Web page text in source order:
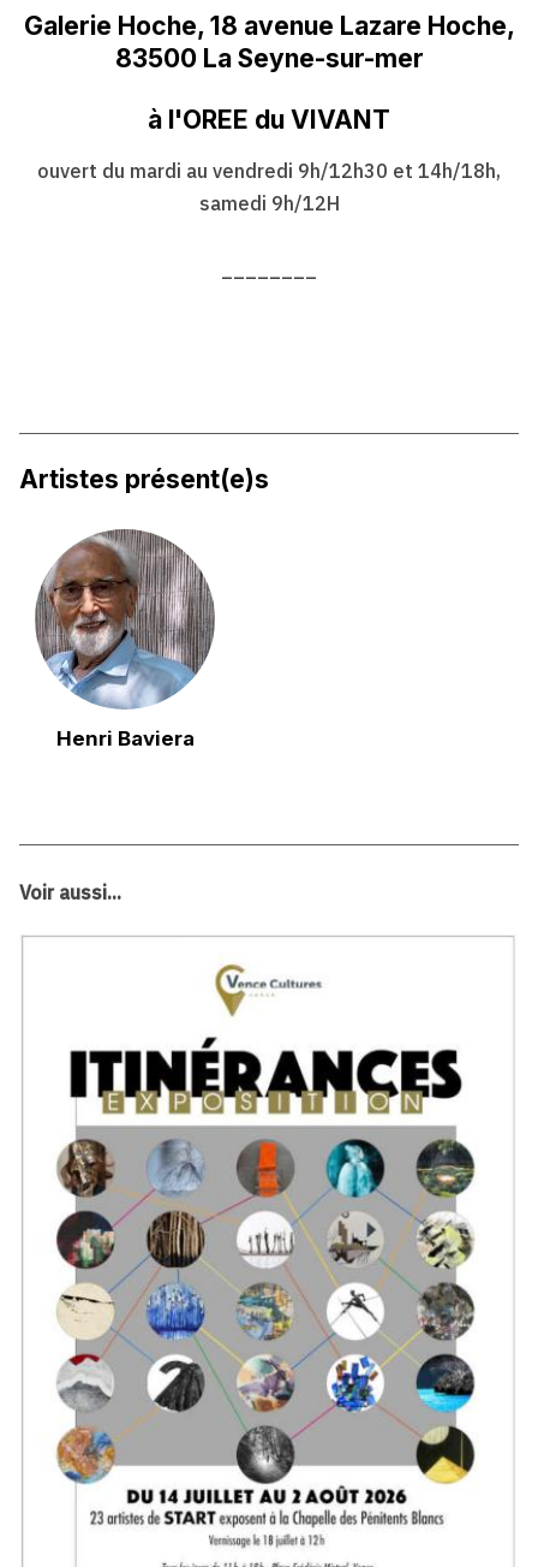
Galerie Hoche, 18 avenue Lazare Hoche,
83500 La Seyne-sur-mer
à l'OREE du VIVANT
ouvert du mardi au vendredi 9h/12h30 et 14h/18h,
samedi 9h/12H
Artistes présent(e)s
Henri Baviera
Voir aussi...